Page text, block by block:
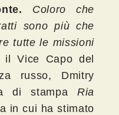
Coloro che
sono più che
tutte le missioni
Vice Capo del
russo, Dmitry
di stampaRia
in cui ha stimato